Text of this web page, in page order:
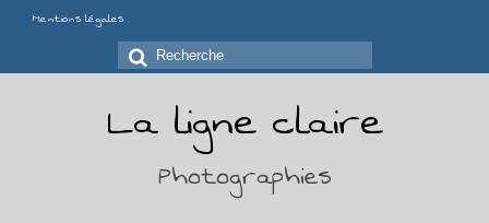
Mentions légales
Rechercher
:
La ligne claire
Photographies